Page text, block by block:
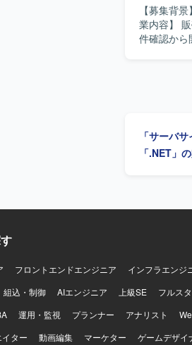
【募集背
業内容】
件確認から
で一貫し
「サーバ
「.NET」
フロントエンドエンジニア インフラエンジ
組込・制御 AIエンジニア 上級SE フルス
運用・監視 プランナー アナリスト
ター 動画編集 マーケター ゲームデザイ